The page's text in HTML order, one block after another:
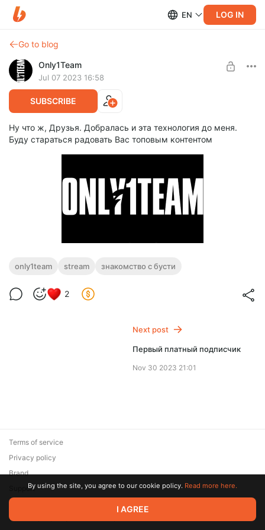
EN LOG IN
Go to blog
Only1Team
Jul 07 2023 16:58
SUBSCRIBE
Ну что ж, Друзья. Добралась и эта технология до меня.
Буду стараться радовать Вас топовым контентом
only1team stream знакомство с бусти
2
Next post
Первый платный подписчик
Nov 30 2023 21:01
© 2026 Zaya Solutions Limited. All rights reserved. All trademarks
are the property of their respective owners.
Terms of service
Privacy policy
Brand
SupportBy using the site, you agree to our cookie policy. Read more here.
I AGREE